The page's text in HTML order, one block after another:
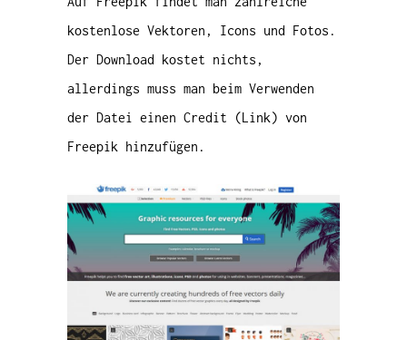
kostenlose Vektoren, Icons und Fotos.
Der Download kostet nichts,
allerdings muss man beim Verwenden
der Datei einen Credit (Link) von
Freepik hinzufügen.